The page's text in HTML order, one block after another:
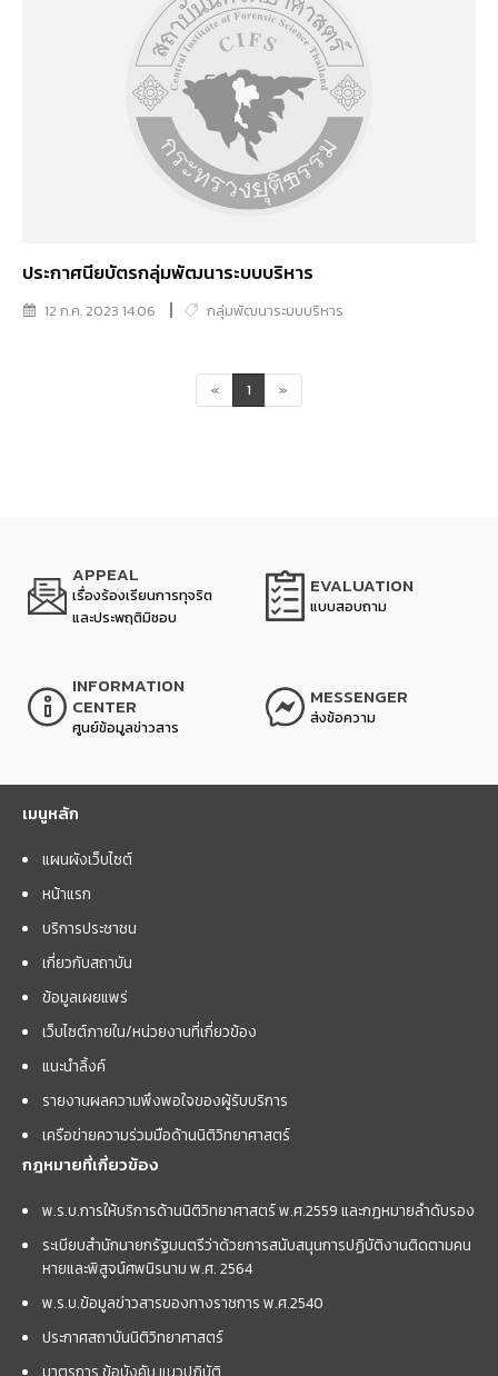
ประกาศนียบัตรกลุ่มพัฒนาระบบบริหาร
12 ก.ค. 2023 14:06 กลุ่มพัฒนาระบบบริหาร
« 1 »
APPEAL
เรื่องร้องเรียนการทุจริต
และประพฤติมิชอบ
EVALUATION
แบบสอบถาม
INFORMATION
CENTER
ศูนย์ข้อมูลข่าวสาร
MESSENGER
ส่งข้อความ
เมนูหลัก
แผนผังเว็บไซต์
หน้าแรก
บริการประชาชน
เกี่ยวกับสถาบัน
ข้อมูลเผยแพร่
เว็บไซต์ภายใน/หน่วยงานที่เกี่ยวข้อง
แนะนำลิ้งค์
รายงานผลความพึงพอใจของผู้รับบริการ
เครือข่ายความร่วมมือด้านนิติวิทยาศาสตร์
กฎหมายที่เกี่ยวข้อง
พ.ร.บ.การให้บริการด้านนิติวิทยาศาสตร์ พ.ศ.2559 และกฏหมายลำดับรอง
ระเบียบสำนักนายกรัฐมนตรีว่าด้วยการสนับสนุนการปฏิบัติงานติดตามคน
หายและพิสูจน์ศพนิรนาม พ.ศ. 2564
พ.ร.บ.ข้อมูลข่าวสารของทางราชการ พ.ศ.2540
ประกาศสถาบันนิติวิทยาศาสตร์